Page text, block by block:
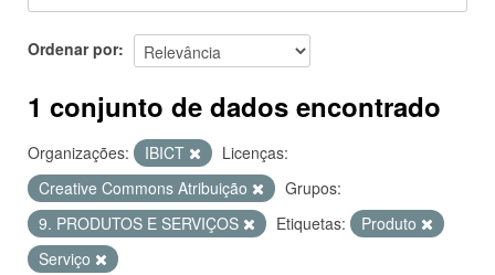
Sobre
Ordenar por
1 conjunto de dados encontrado
Organizações: IBICT
Licenças:
Creative Commons Atribuição
Grupos:
9. PRODUTOS E SERVIÇOS
Etiquetas:
Produto
Serviço